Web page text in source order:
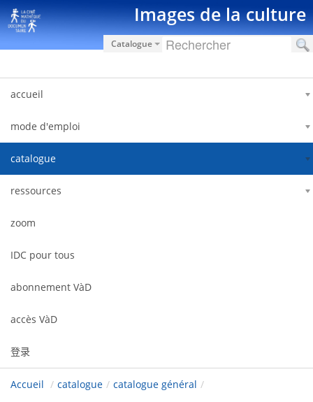
跳转到内容 Images de la culture
Catalogue
accueil
mode d'emploi
catalogue
ressources
zoom
IDC pour tous
abonnement VàD
accès VàD
登录
Accueil / catalogue / catalogue général /